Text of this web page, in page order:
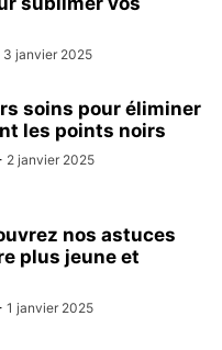
3 janvier 2025
soins pour éliminer
les points noirs
2 janvier 2025
nos astuces
plus jeune et
1 janvier 2025